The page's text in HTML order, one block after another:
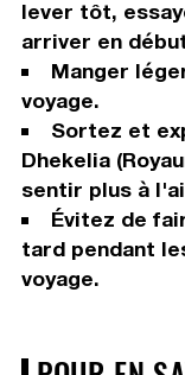
lever tôt,
arriver en
Manger
voyage.
Sortez et
Dhekelia
sentir plus à
Évitez de
tard pendant
voyage.